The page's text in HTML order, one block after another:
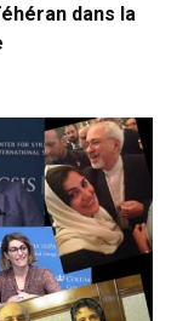
dans la